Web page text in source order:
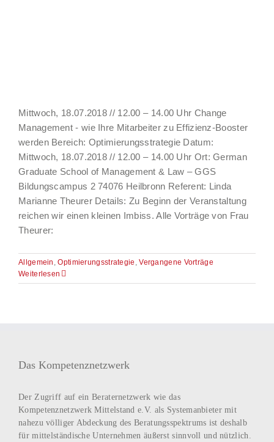
Mittwoch, 18.07.2018 // 12.00 – 14.00 Uhr Change
Management - wie Ihre Mitarbeiter zu Effizienz-Booster
werden Bereich: Optimierungsstrategie Datum:
Mittwoch, 18.07.2018 // 12.00 – 14.00 Uhr Ort: German
Graduate School of Management & Law – GGS
Bildungscampus 2 74076 Heilbronn Referent: Linda
Marianne Theurer Details: Zu Beginn der Veranstaltung
reichen wir einen kleinen Imbiss. Alle Vorträge von Frau
Theurer:
Allgemein ,Optimierungsstrategie ,Vergangene Vorträge
Weiterlesen
Das Kompetenznetzwerk
Der Zugriff auf ein Beraternetzwerk wie das
Kompetenznetzwerk Mittelstand e.V. als Systemanbieter mit
nahezu völliger Abdeckung des Beratungsspektrums ist deshalb
für mittelständische Unternehmen äußerst sinnvoll und nützlich.